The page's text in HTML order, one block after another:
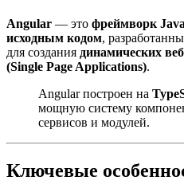
Angular — это фреймворк
исходным кодом,
для создания динамических
(Single Page Applications).
Angular построен на
мощную систему
сервисов и модулей.
Ключевые